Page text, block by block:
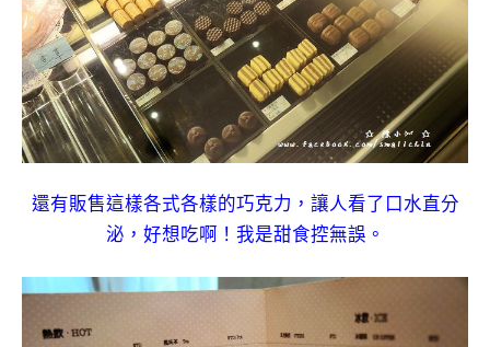
還有販售這樣各式各樣的巧克力，讓人看了口水直分
泌，好想吃啊！我是甜食控無誤。